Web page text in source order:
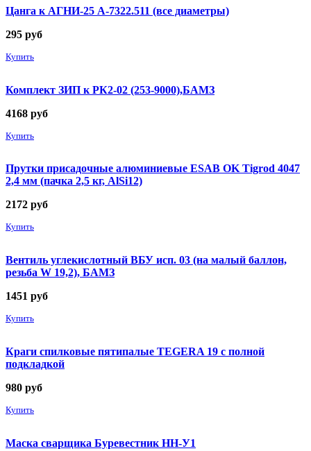
Цанга к АГНИ-25 А-7322.511 (все диаметры)
295 руб
Купить
Комплект ЗИП к РК2-02 (253-9000),БАМЗ
4168 руб
Купить
Прутки присадочные алюминиевые ESAB OK Tigrod 4047
2,4 мм (пачка 2,5 кг, AlSi12)
2172 руб
Купить
Вентиль углекислотный ВБУ исп. 03 (на малый баллон,
резьба W 19,2), БАМЗ
1451 руб
Купить
Краги спилковые пятипалые TEGERA 19 с полной
подкладкой
980 руб
Купить
Маска сварщика Буревестник НН-У1